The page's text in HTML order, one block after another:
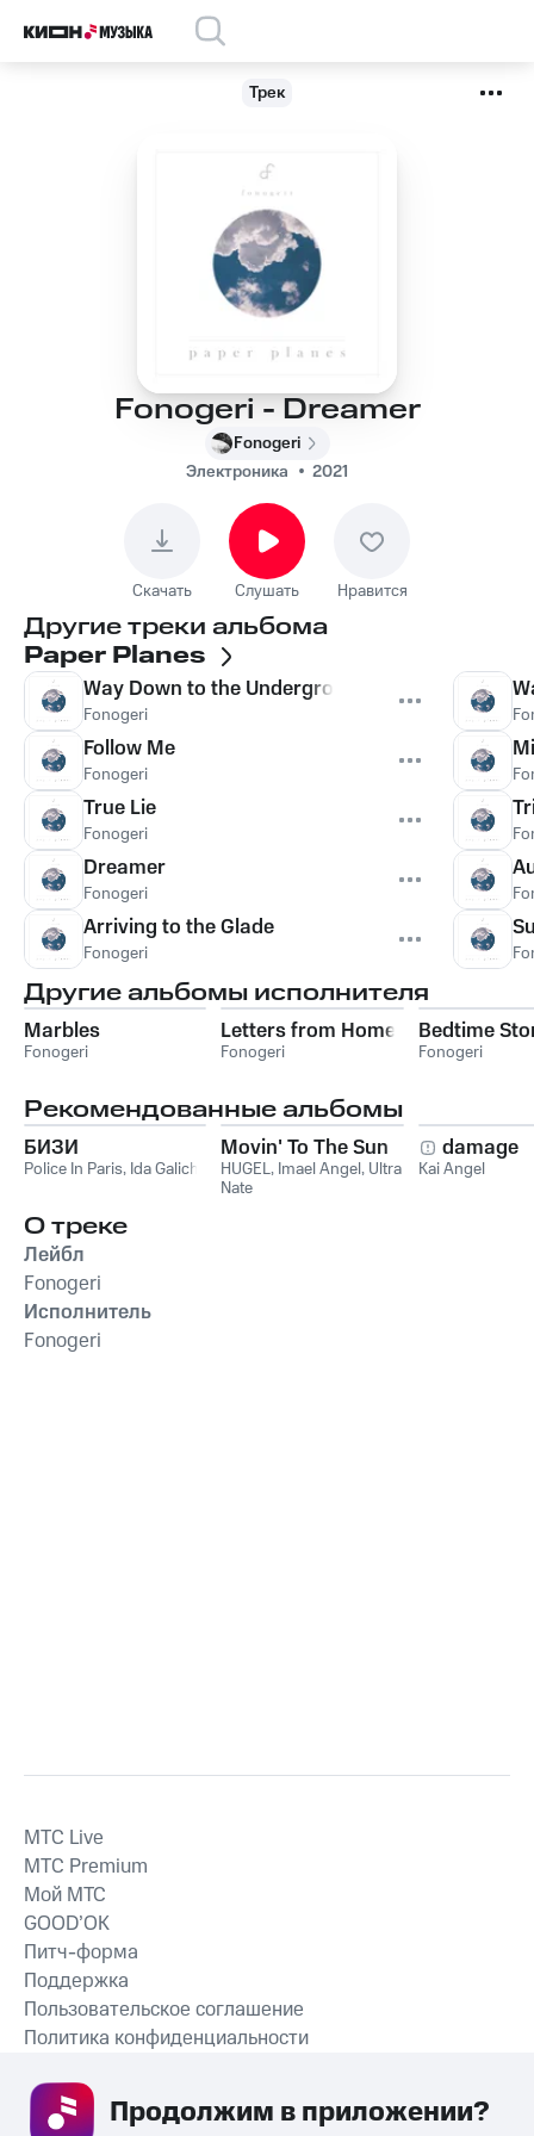
Трек
Fonogeri - Dreamer
Fonogeri
Электроника
2021
Скачать Слушать Нравится
Другие треки альбома
Paper Planes
Way Down to the Underground
Fonogeri
Follow Me
Fonogeri
True Lie
Fonogeri
Dreamer
Fonogeri
Arriving to the Glade
Fonogeri
Другие альбомы исполнителя
Marbles
Fonogeri
Letters from Home
Fonogeri
Bedtime
Fonogeri
Рекомендованные альбомы
БИЗИ
Police In Paris, Ida Galich
Movin' To The Sun
HUGEL, Imael Angel, Ultra
Nate
damage
Kai Angel
О треке
Лейбл
Fonogeri
Исполнитель
Fonogeri
СКАЧАТЬ ПРИЛОЖЕНИЕ
MTС Live
MTС Premium
Мой МТС
GOOD’OK
Питч-форма
Поддержка
Пользовательское соглашение
Политика конфиденциальности